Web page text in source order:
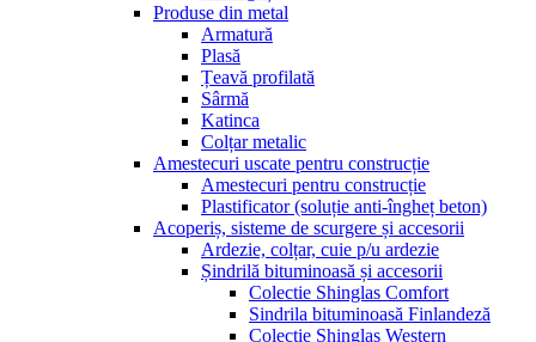
Produse din metal
Armatură
Plasă
Țeavă profilată
Sârmă
Katinca
Colțar metalic
Amestecuri uscate pentru construcție
Amestecuri pentru construcție
Plastificator (soluție anti-îngheț beton)
Acoperiș, sisteme de scurgere și accesorii
Ardezie, colțar, cuie p/u ardezie
Șindrilă bituminoasă și accesorii
Colectie Shinglas Comfort
Sindrila bituminoasă Finlandeză
Colecție Shinglas Western